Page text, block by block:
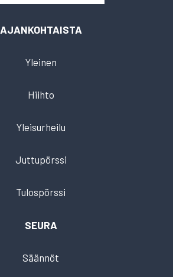
AJANKOHTAISTA
Yleinen
Hiihto
Yleisurheilu
Juttupörssi
Tulospörssi
SEURA
Säännöt